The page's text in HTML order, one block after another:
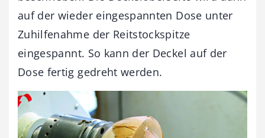
auf der wieder ein­gespannten Dose unter
Zu­hilfenahme der Reitstockspitze
eingespannt. So kann der Deckel auf der
Dose fertig gedreht werden.